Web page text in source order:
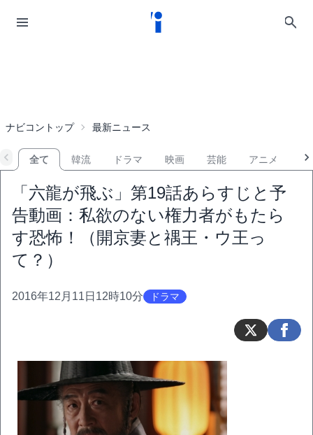
ナビコントップ 最新ニュース
全て 韓流 ドラマ 映画 芸能 アニメ
「六龍が飛ぶ」第19話あらすじと予
告動画：私欲のない権力者がもたら
す恐怖！（開京妻と禑王・ウ王っ
て？）
2016年12月11日12時10分 ドラマ